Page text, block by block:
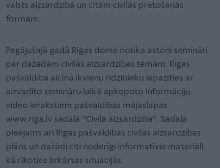
valsts aizsardzībā un citām civilās pretošanās
formām.
Pagājušajā gadā Rīgas domē notika astoņi semināri
par dažādām civilās aizsardzības tēmām. Rīgas
pašvaldība aicina ikvienu rīdzinieku iepazīties ar
aizvadīto semināru laikā apkopoto informāciju,
video ierakstiem pašvaldības mājaslapas
www.riga.lv sadaļā ''Civilā aizsardzība''. Sadaļā
pieejams arī Rīgas pašvaldības civilās aizsardzības
plāns un dažādi citi noderīgi informatīvie materiāli,
kā rīkoties ārkārtas situācijās.